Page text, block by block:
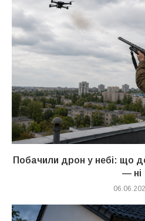
Побачили дрон у небі: що
— ні